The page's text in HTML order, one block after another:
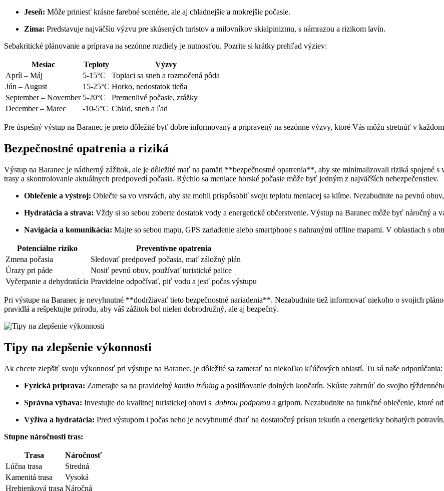
Jeseň: Môže priniesť⁣ krásne ​farebné scenérie, ale aj chladnejšie a mokrejšie ⁣počasie.
Zima: Predstavuje najväčšiu výzvu ⁣pre skúsených turistov a milovníkov skialpinizmu, s ​námrazou a rizikom lavín.
Sebakritické plánovanie a príprava na sezónne rozdiely je nutnosťou. Pozrite si krátky prehľad výziev:
Mesiac Teploty
Výzvy
Apríl – Máj
5-15°C
Topiaci sa sneh a rozmočená pôda
Jún – August
15-25°C Horko, nedostatok tieňa
September – ⁢November 5-20°C
Premenlivé počasie, zrážky
December – Marec
-10-5°C Chlad, sneh a ľad
Pre úspešný výstup na Baranec je preto dôležité byť dobre informovaný a pripravený na⁣ sezónne výzvy,​ ktoré Vás⁢ môžu stretnúť v
Bezpečnostné opatrenia a riziká
Výstup na Baranec je nádherný zážitok,‌ ale je dôležité mať na⁤ pamäti ​**bezpečnostné opatrenia**, aby ste minimalizovali riziká spojené
trasy a skontrolovanie aktuálnych predpovedí počasia. Rýchlo sa meniace horské ⁤počasie môže byť jedným z najväčších nebezpečenstiev.
Oblečenie a výstroj: Oblečte sa vo vrstvách, aby ste mohli prispôsobiť svoju teplotu meniacej sa klíme. Nezabudnite na pevnú
Hydratácia a strava: Vždy si so sebou zoberte dostatok vody a energetické občerstvenie. Výstup na Baranec môže byť náročný a
Navigácia a komunikácia: Majte so sebou mapu, GPS zariadenie alebo ⁣smartphone s nahranými offline mapami. V oblastiach s
Potenciálne riziko
Preventívne opatrenia
Zmena počasia
Sledovať predpoveď počasia, mať⁣ záložný​ plán
Úrazy pri⁣ páde
Nosiť pevnú obuv, používať⁣ turistické palice
Vyčerpanie a dehydratácia Pravidelne‌ odpočívať, piť vodu a jesť počas výstupu
Pri výstupe na Baranec je nevyhnutné **dodržiavať tieto bezpečnostné nariadenia**. Nezabudnite tiež informovať niekoho o ⁤svojich
pravidlá a rešpektujte prírodu, aby váš zážitok⁣ bol nielen dobrodružný, ale aj bezpečný.
Tipy na zlepšenie výkonnosti
Ak chcete zlepšiť svoju výkonnosť pri výstupe na Baranec, je dôležité sa zamerať ​na niekoľko kľúčových oblastí. Tu sú naše​ odporúčania:
Fyzická príprava: Zamerajte sa na pravidelný kardio tréning a posilňovanie dolných končatín. Skúste zahrnúť do svojho
Správna výbava: Investujte do kvalitnej turistickej obuvi s ‍ dobrou podporou a​ gripom. Nezabudnite na funkčné oblečenie, ktoré
Výživa a hydratácia: Pred výstupom i počas neho je nevyhnutné dbať na dostatočný prísun ⁤tekutín a energeticky bohatých
Stupne náročnosti tras:
Trasa
Náročnosť
Lúčna trasa
Stredná
Kamenitá trasa
Vysoká
Hrebienková trasa Náročná